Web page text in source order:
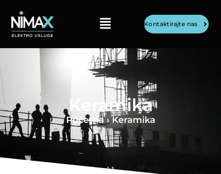
Kontaktirajte nas
Keramika
Početna› Keramika